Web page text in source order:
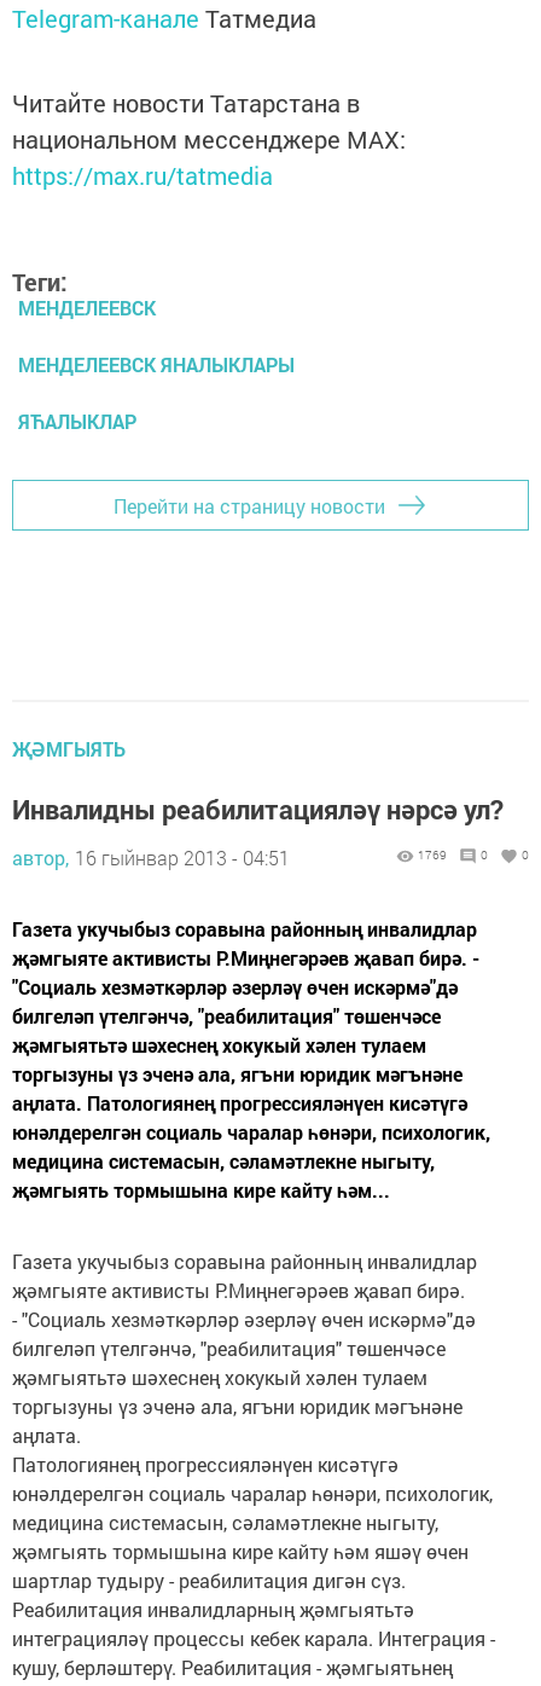
Telegram-канале Татмедиа
Читайте новости Татарстана в
национальном мессенджере MАХ:
https://max.ru/tatmedia
Теги:
МЕНДЕЛЕЕВСК
МЕНДЕЛЕЕВСК ЯНАЛЫКЛАРЫ
ЯЋАЛЫКЛАР
Перейти на страницу новости
ҖӘМГЫЯТЬ
Инвалидны реабилитацияләү нәрсә ул?
автор, 16 гыйнвар 2013 - 04:51 1769 0 0
Газета укучыбыз соравына районның инвалидлар
җәмгыяте активисты Р.Миңнегәрәев җавап бирә. -
"Социаль хезмәткәрләр әзерләү өчен искәрмә"дә
билгеләп үтелгәнчә, "реабилитация" төшенчәсе
җәмгыятьтә шәхеснең хокукый хәлен тулаем
торгызуны үз эченә ала, ягъни юридик мәгънәне
аңлата. Патологиянең прогрессияләнүен кисәтүгә
юнәлдерелгән социаль чаралар һөнәри, психологик,
медицина системасын, сәламәтлекне ныгыту,
җәмгыять тормышына кире кайту һәм...
Газета укучыбыз соравына районның инвалидлар
җәмгыяте активисты Р.Миңнегәрәев җавап бирә.
- "Социаль хезмәткәрләр әзерләү өчен искәрмә"дә
билгеләп үтелгәнчә, "реабилитация" төшенчәсе
җәмгыятьтә шәхеснең хокукый хәлен тулаем
торгызуны үз эченә ала, ягъни юридик мәгънәне
аңлата.
Патологиянең прогрессияләнүен кисәтүгә
юнәлдерелгән социаль чаралар һөнәри, психологик,
медицина системасын, сәламәтлекне ныгыту,
җәмгыять тормышына кире кайту һәм яшәү өчен
шартлар тудыру - реабилитация дигән сүз.
Реабилитация инвалидларның җәмгыятьтә
интеграцияләү процессы кебек карала. Интеграция -
кушу, берләштерү. Реабилитация - җәмгыятьнең